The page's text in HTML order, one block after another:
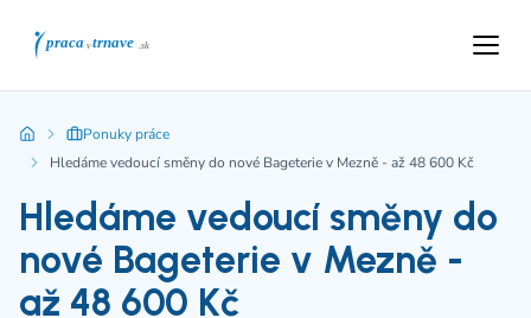
Ponuky práce
Hledáme vedoucí směny do nové Bageterie v Mezně - až 48 600 Kč
Hledáme vedoucí směny do
nové Bageterie v Mezně -
až 48 600 Kč